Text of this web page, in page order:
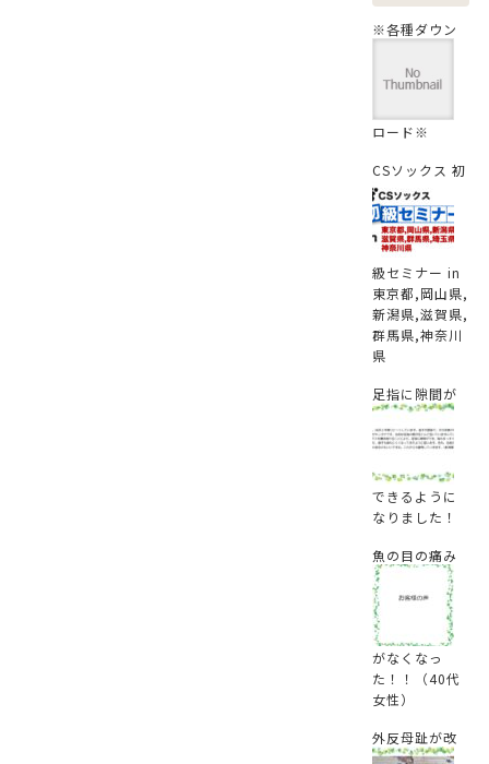
※各種ダウン
ロード※
CSソックス 初
級セミナー in
東京都,岡山県,
新潟県,滋賀県,
群馬県,神奈川
県
足指に隙間が
できるように
なりました！
魚の目の痛み
がなくなっ
た！！（40代
女性）
外反母趾が改